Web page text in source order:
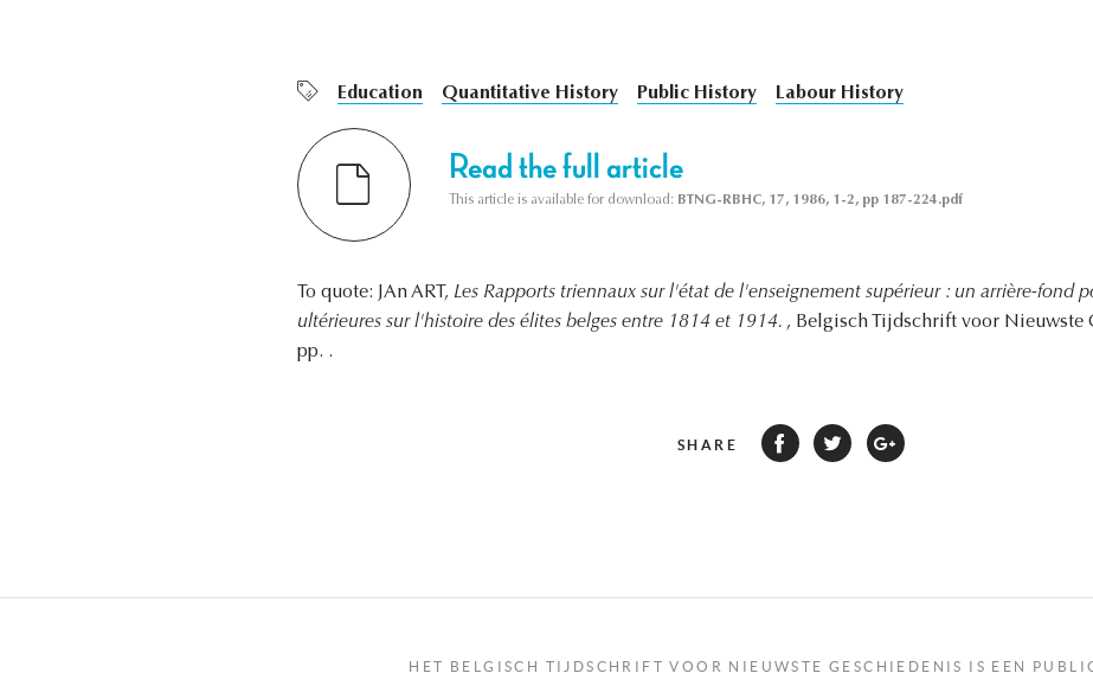
Education Quantitative History Public History Labour History
Read the full article
This article is available for download: BTNG-RBHC, 17, 1986, 1-2, pp 187-224.pdf
To quote: JAn ART, Les Rapports triennaux sur l'état de l'enseignement supérieur : un arrière-fond
ultérieures sur l'histoire des élites belges entre 1814 et 1914. , Belgisch Tijdschrift voor Nieuwste
pp. .
SHARE
HET BELGISCH TIJDSCHRIFT VOOR NIEUWSTE GESCHIEDENIS IS EEN